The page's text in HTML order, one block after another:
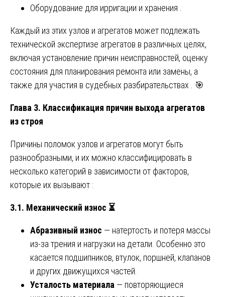
Оборудование для ирригации и хранения .
Каждый из этих узлов и агрегатов может подлежать
технической экспертизе агрегатов в различных целях,
включая установление причин неисправностей, оценку
состояния для планирования ремонта или замены, а
также для участия в судебных разбирательствах . 🎯
Глава 3. Классификация причин выхода агрегатов
из строя
Причины поломок узлов и агрегатов могут быть
разнообразными, и их можно классифицировать в
несколько категорий в зависимости от факторов,
которые их вызывают :
3.1. Механический износ ⏳
Абразивный износ — натертость и потеря массы
из-за трения и нагрузки на детали. Особенно это
касается подшипников, втулок, поршней, клапанов
и других движущихся частей.
Усталость материала — повторяющиеся